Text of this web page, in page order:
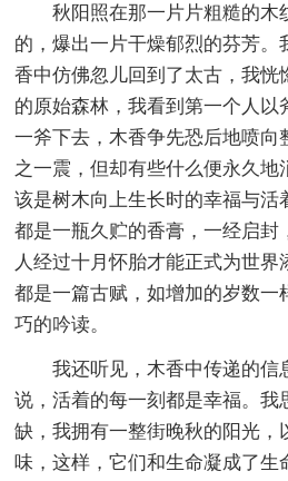
秋阳照在那一片片粗糙的木
的，爆出一片干燥郁烈的芬芳。
香中仿佛忽儿回到了太古，我恍
的原始森林，我看到第一个人以
一斧下去，木香争先恐后地喷向
之一震，但却有些什么便永久地
该是树木向上生长时的幸福与活
都是一瓶久贮的香膏，一经启封
人经过十月怀胎才能正式为世
都是一篇古赋，如增加的岁数一
巧的吟读。
我还听见，木香中传递的信
说，活着的每一刻都是幸福。我
缺，我拥有一整街晚秋的阳光，
味，这样，它们和生命凝成了